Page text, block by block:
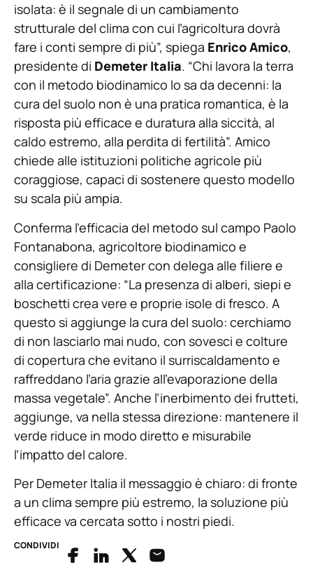
isolata: è il segnale di un cambiamento
strutturale del clima con cui l’agricoltura dovrà
fare i conti sempre di più”, spiega Enrico Amico,
presidente di Demeter Italia. “Chi lavora la terra
con il metodo biodinamico lo sa da decenni: la
cura del suolo non è una pratica romantica, è la
risposta più efficace e duratura alla siccità, al
caldo estremo, alla perdita di fertilità”. Amico
chiede alle istituzioni politiche agricole più
coraggiose, capaci di sostenere questo modello
su scala più ampia.
Conferma l’efficacia del metodo sul campo Paolo
Fontanabona, agricoltore biodinamico e
consigliere di Demeter con delega alle filiere e
alla certificazione: “La presenza di alberi, siepi e
boschetti crea vere e proprie isole di fresco. A
questo si aggiunge la cura del suolo: cerchiamo
di non lasciarlo mai nudo, con sovesci e colture
di copertura che evitano il surriscaldamento e
raffreddano l’aria grazie all’evaporazione della
massa vegetale”. Anche l’inerbimento dei frutteti,
aggiunge, va nella stessa direzione: mantenere il
verde riduce in modo diretto e misurabile
l’impatto del calore.
Per Demeter Italia il messaggio è chiaro: di fronte
a un clima sempre più estremo, la soluzione più
efficace va cercata sotto i nostri piedi.
CONDIVIDI